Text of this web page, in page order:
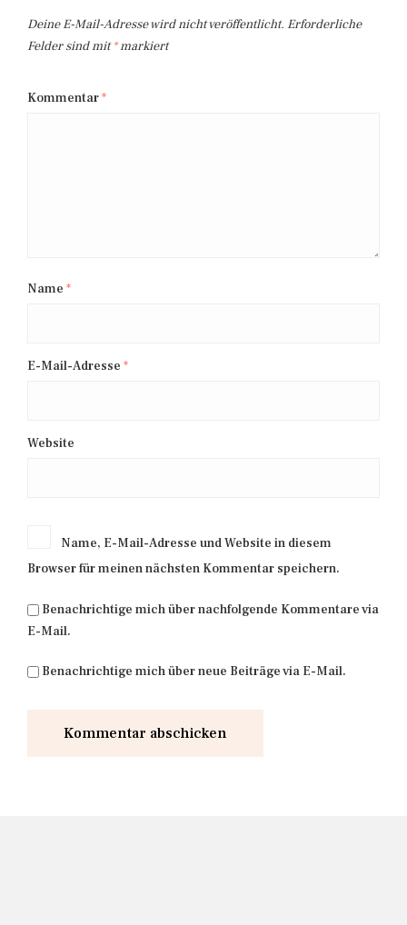
Deine E-Mail-Adresse wird nicht veröffentlicht. Erforderliche
Felder sind mit*markiert
Kommentar*
Name *
E-Mail-Adresse *
Website
Name, E-Mail-Adresse und Website in diesem
Browser für meinen nächsten Kommentar speichern.
Benachrichtige mich über nachfolgende Kommentare via
E-Mail.
Benachrichtige mich über neue Beiträge via E-Mail.